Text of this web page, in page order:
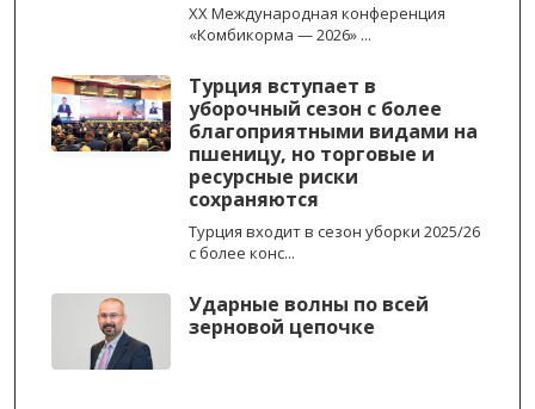
XX Международная конференция
«Комбикорма — 2026» ...
Турция вступает в
уборочный сезон с более
благоприятными видами на
пшеницу, но торговые и
ресурсные риски
сохраняются
Турция входит в сезон уборки 2025/26
с более конс...
Ударные волны по всей
зерновой цепочке